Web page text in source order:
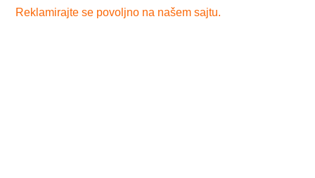
Reklamirajte se povoljno na našem sajtu.